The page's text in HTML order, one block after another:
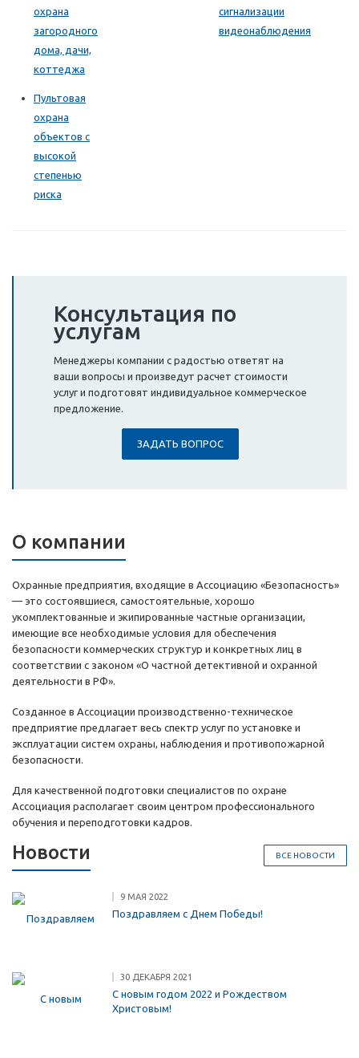
охрана
загородного
дома, дачи,
коттеджа
сигнализации
видеонаблюдения
Пультовая
охрана
объектов с
высокой
степенью
риска
Консультация по
услугам
Менеджеры компании с радостью ответят на
ваши вопросы и произведут расчет стоимости
услуг и подготовят индивидуальное коммерческое
предложение.
ЗАДАТЬ ВОПРОС
О компании
Охранные предприятия, входящие в Ассоциацию «Безопасность»
— это состоявшиеся, самостоятельные, хорошо
укомплектованные и экипированные частные организации,
имеющие все необходимые условия для обеспечения
безопасности коммерческих структур и конкретных лиц в
соответствии с законом «О частной детективной и охранной
деятельности в РФ».
Созданное в Ассоциации производственно-техническое
предприятие предлагает весь спектр услуг по установке и
эксплуатации систем охраны, наблюдения и противопожарной
безопасности.
Для качественной подготовки специалистов по охране
Ассоциация располагает своим центром профессионального
обучения и переподготовки кадров.
ВСЕ НОВОСТИ
Новости
9 МАЯ 2022
Поздравляем с Днем Победы!
30 ДЕКАБРЯ 2021
С новым годом 2022 и Рождеством
Христовым!